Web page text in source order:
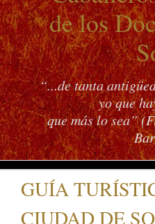
de los
“...de tanta
yo que
que más lo sea”
GUÍA
CIUDAD DE